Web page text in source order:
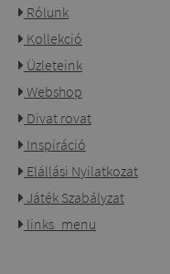
Rólunk
Kollekció
Üzleteink
Webshop
Divat rovat
Inspiráció
Elállási Nyilatkozat
Játék Szabályzat
links_menu